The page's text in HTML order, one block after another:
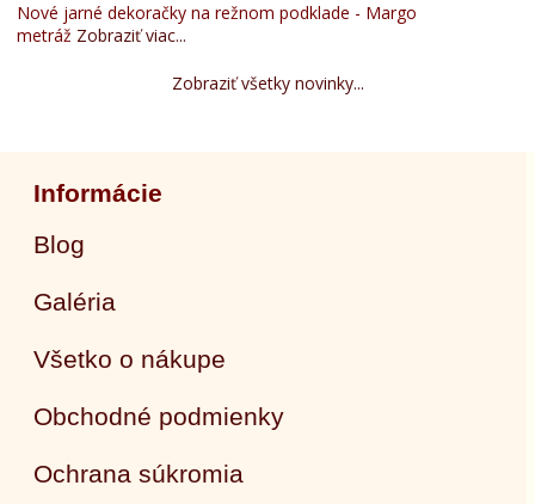
Nové jarné dekoračky na režnom podklade - Margo
metráž Zobraziť viac...
Zobraziť všetky novinky...
Informácie
Blog
Galéria
Všetko o nákupe
Obchodné podmienky
Ochrana súkromia